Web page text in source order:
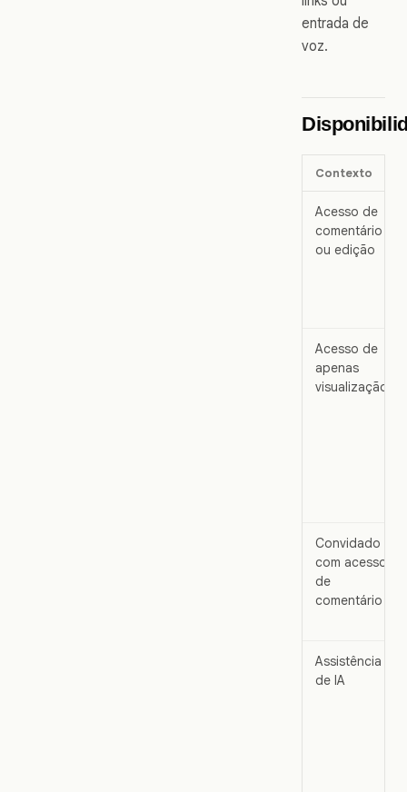
entrada de
voz.
Contexto
Acesso de
comentário
ou edição
Acesso de
apenas
visualização
Convidado
com acesso
de
comentário
Assistência
de IA